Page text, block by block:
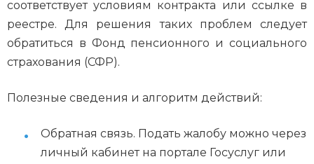
соответствует условиям контракта или ссылке в
реестре. Для решения таких проблем следует
обратиться в Фонд пенсионного и социального
страхования (СФР).
Полезные сведения и алгоритм действий:
Обратная связь. Подать жалобу можно через
личный кабинет на портале Госуслуг или